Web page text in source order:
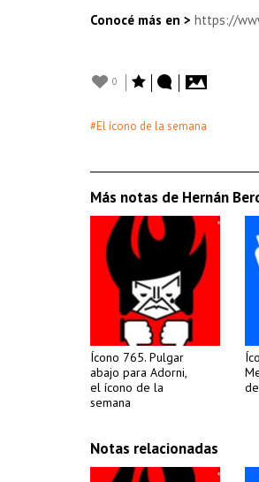
Conocé más en > https://
0
#El ícono de la semana
Más notas de Hernán
Ícono 765. Pulgar
abajo para Adorni,
el ícono de la
semana
Notas relacionadas